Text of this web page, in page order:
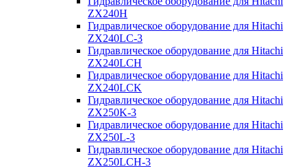
ZX240H
Гидравлическое оборудование для Hitachi
ZX240LC-3
Гидравлическое оборудование для Hitachi
ZX240LCH
Гидравлическое оборудование для Hitachi
ZX240LCK
Гидравлическое оборудование для Hitachi
ZX250K-3
Гидравлическое оборудование для Hitachi
ZX250L-3
Гидравлическое оборудование для Hitachi
ZX250LCH-3